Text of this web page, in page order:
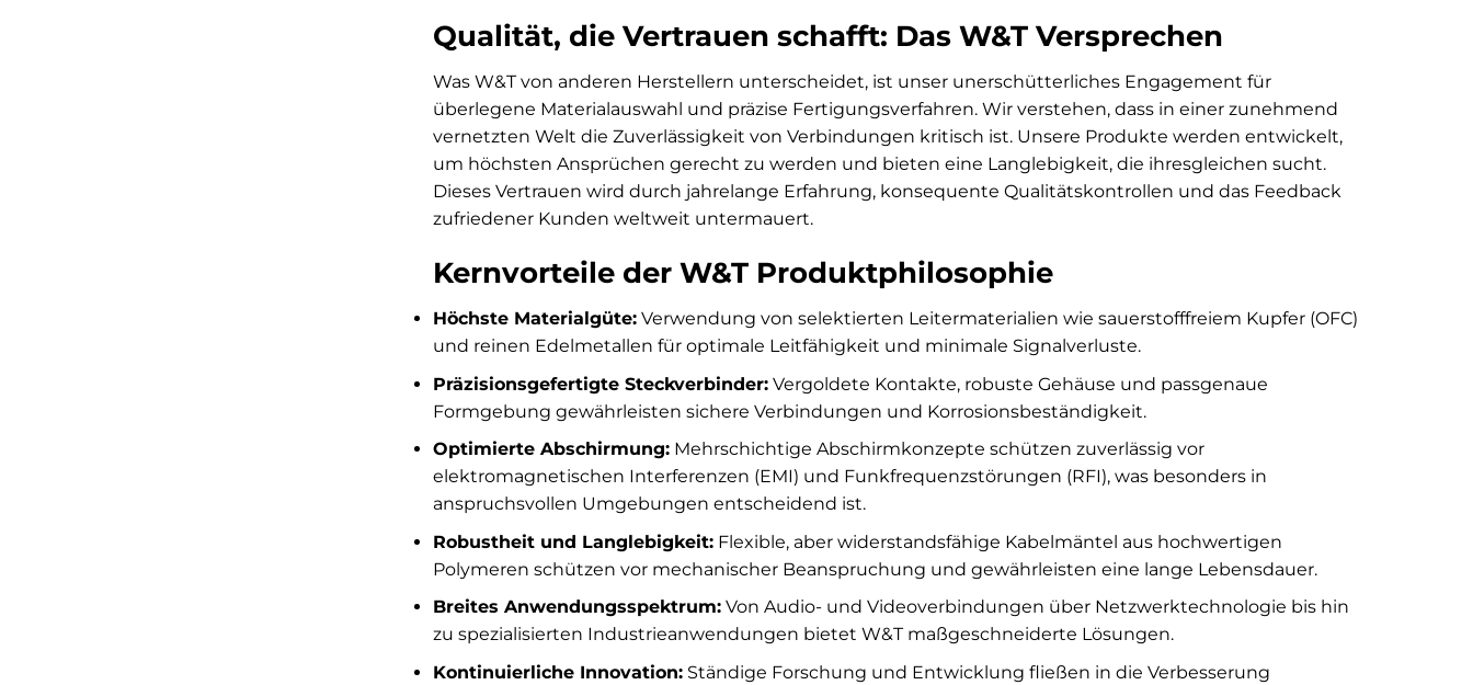
Qualität, die Vertrauen schafft: Das W&T Versprechen
Was W&T von anderen Herstellern unterscheidet, ist unser unerschütterliches Engagement für
überlegene Materialauswahl und präzise Fertigungsverfahren. Wir verstehen, dass in einer zunehmend
vernetzten Welt die Zuverlässigkeit von Verbindungen kritisch ist. Unsere Produkte werden entwickelt,
um höchsten Ansprüchen gerecht zu werden und bieten eine Langlebigkeit, die ihresgleichen sucht.
Dieses Vertrauen wird durch jahrelange Erfahrung, konsequente Qualitätskontrollen und das Feedback
zufriedener Kunden weltweit untermauert.
Kernvorteile der W&T Produktphilosophie
Höchste Materialgüte:Verwendung von selektierten Leitermaterialien wie sauerstofffreiem Kupfer (OFC)
und reinen Edelmetallen für optimale Leitfähigkeit und minimale Signalverluste.
Präzisionsgefertigte Steckverbinder:Vergoldete Kontakte, robuste Gehäuse und passgenaue
Formgebung gewährleisten sichere Verbindungen und Korrosionsbeständigkeit.
Optimierte Abschirmung:Mehrschichtige Abschirmkonzepte schützen zuverlässig vor
elektromagnetischen Interferenzen (EMI) und Funkfrequenzstörungen (RFI), was besonders in
anspruchsvollen Umgebungen entscheidend ist.
Robustheit und Langlebigkeit:Flexible, aber widerstandsfähige Kabelmäntel aus hochwertigen
Polymeren schützen vor mechanischer Beanspruchung und gewährleisten eine lange Lebensdauer.
Breites Anwendungsspektrum:Von Audio- und Videoverbindungen über Netzwerktechnologie bis hin
zu spezialisierten Industrieanwendungen bietet W&T maßgeschneiderte Lösungen.
Kontinuierliche Innovation:Ständige Forschung und Entwicklung fließen in die Verbesserung